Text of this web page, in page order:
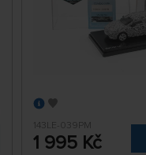
143LE-039PM
1 995 Kč